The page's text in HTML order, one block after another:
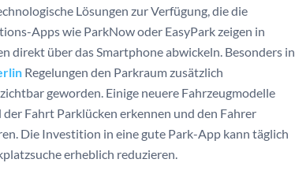
Lösungen zur Verfügung, die die
Apps wie ParkNow oder EasyPark zeigen in
direkt über das Smartphone abwickeln. Besonders in
Regelungen den Parkraum zusätzlich
geworden. Einige neuere Fahrzeugmodelle
Fahrt Parklücken erkennen und den Fahrer
Die Investition in eine gute Park-App kann täglich
erheblich reduzieren.